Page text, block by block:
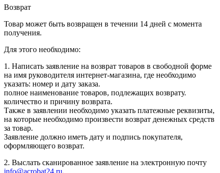
Возврат
Товар может быть возвращен в течении 14 дней с момента
получения.
Для этого необходимо:
1. Написать заявление на возврат товаров в свободной форме
на имя руководителя интернет-магазина, где необходимо
указать: номер и дату заказа.
полное наименование товаров, подлежащих возврату.
количество и причину возврата.
Также в заявлении необходимо указать платежные реквизиты,
на которые необходимо произвести возврат денежных средств
за товар.
Заявление должно иметь дату и подпись покупателя,
оформляющего возврат.
2. Выслать сканированное заявление на электронную почту
info@acrobat24.ru,